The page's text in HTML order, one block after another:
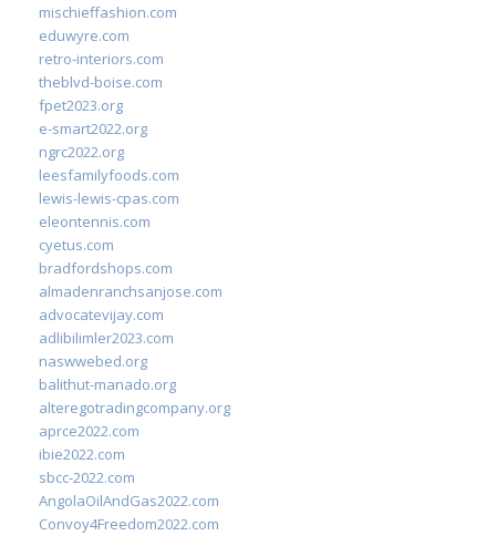
mischieffashion.com
eduwyre.com
retro-interiors.com
theblvd-boise.com
fpet2023.org
e-smart2022.org
ngrc2022.org
leesfamilyfoods.com
lewis-lewis-cpas.com
eleontennis.com
cyetus.com
bradfordshops.com
almadenranchsanjose.com
advocatevijay.com
adlibilimler2023.com
naswwebed.org
balithut-manado.org
alteregotradingcompany.org
aprce2022.com
ibie2022.com
sbcc-2022.com
AngolaOilAndGas2022.com
Convoy4Freedom2022.com